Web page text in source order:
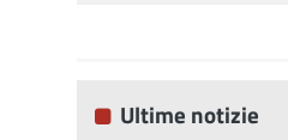
Ultime notizie